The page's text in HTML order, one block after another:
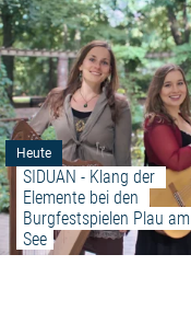
Heute
SIDUAN - Klang der
Elemente bei den
Burgfestspielen Plau am
See